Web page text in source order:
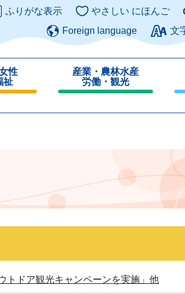
このページの
ふりがな表示 やさしい にほんご
Foreign language
文
性
祉
産業・農林水産
労働・観光
じ
じ
トドア観光キャンペーンを実施」他